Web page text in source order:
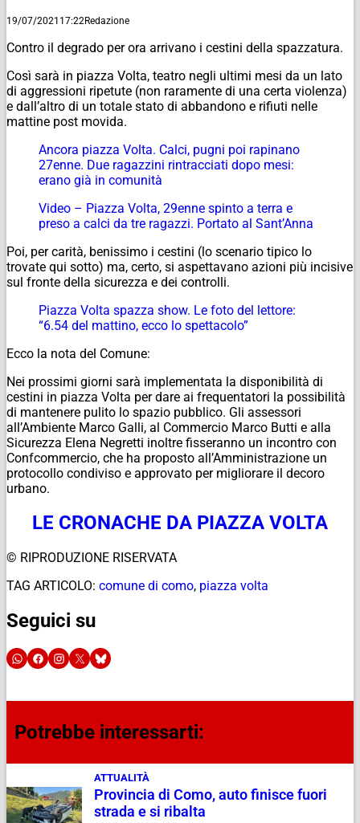
19/07/2021 17:22Redazione
Contro il degrado per ora arrivano i cestini della spazzatura.
Così sarà in piazza Volta, teatro negli ultimi mesi da un lato
di aggressioni ripetute (non raramente di una certa violenza)
e dall’altro di un totale stato di abbandono e rifiuti nelle
mattine post movida.
Ancora piazza Volta. Calci, pugni poi rapinano
27enne. Due ragazzini rintracciati dopo mesi:
erano già in comunità
Video – Piazza Volta, 29enne spinto a terra e
preso a calci da tre ragazzi. Portato al Sant’Anna
Poi, per carità, benissimo i cestini (lo scenario tipico lo
trovate qui sotto) ma, certo, si aspettavano azioni più incisive
sul fronte della sicurezza e dei controlli.
Piazza Volta spazza show. Le foto del lettore:
“6.54 del mattino, ecco lo spettacolo”
Ecco la nota del Comune:
Nei prossimi giorni sarà implementata la disponibilità di
cestini in piazza Volta per dare ai frequentatori la possibilità
di mantenere pulito lo spazio pubblico. Gli assessori
all’Ambiente Marco Galli, al Commercio Marco Butti e alla
Sicurezza Elena Negretti inoltre fisseranno un incontro con
Confcommercio, che ha proposto all’Amministrazione un
protocollo condiviso e approvato per migliorare il decoro
urbano.
LE CRONACHE DA PIAZZA VOLTA
© RIPRODUZIONE RISERVATA
TAG ARTICOLO: comune di como, piazza volta
Seguici su
Potrebbe interessarti:
ATTUALITÀ
Provincia di Como, auto finisce fuori
strada e si ribalta